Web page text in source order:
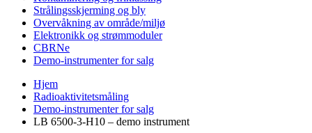
Strålingsskjerming og bly
Overvåkning av område/miljø
Elektronikk og strømmoduler
CBRNe
Demo-instrumenter for salg
Hjem
Radioaktivitetsmåling
Demo-instrumenter for salg
LB 6500-3-H10 – demo instrument